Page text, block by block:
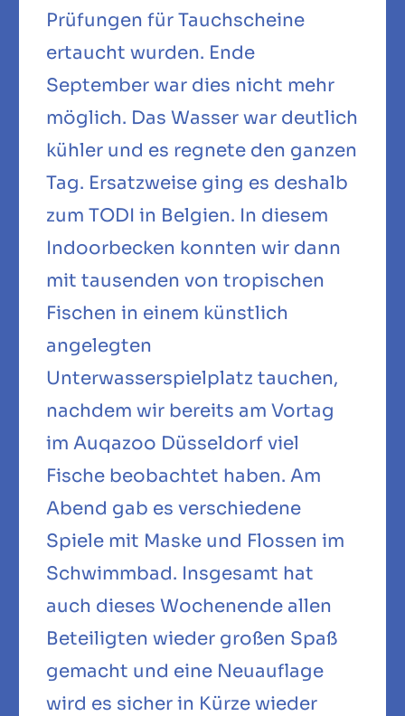
Prüfungen für Tauchscheine
ertaucht wurden. Ende
September war dies nicht mehr
möglich. Das Wasser war deutlich
kühler und es regnete den ganzen
Tag. Ersatzweise ging es deshalb
zum TODI in Belgien. In diesem
Indoorbecken konnten wir dann
mit tausenden von tropischen
Fischen in einem künstlich
angelegten
Unterwasserspielplatz tauchen,
nachdem wir bereits am Vortag
im Auqazoo Düsseldorf viel
Fische beobachtet haben. Am
Abend gab es verschiedene
Spiele mit Maske und Flossen im
Schwimmbad. Insgesamt hat
auch dieses Wochenende allen
Beteiligten wieder großen Spaß
gemacht und eine Neuauflage
wird es sicher in Kürze wieder